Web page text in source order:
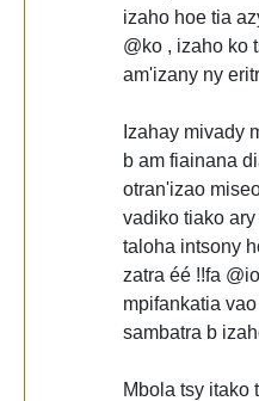
izaho hoe tia
@ko , izaho ko
am'izany ny
Izahay mivady
b am fiainana
otran'izao
vadiko tiako
taloha intsony
zatra éé !!fa
mpifankatia
sambatra b
Mbola tsy itako